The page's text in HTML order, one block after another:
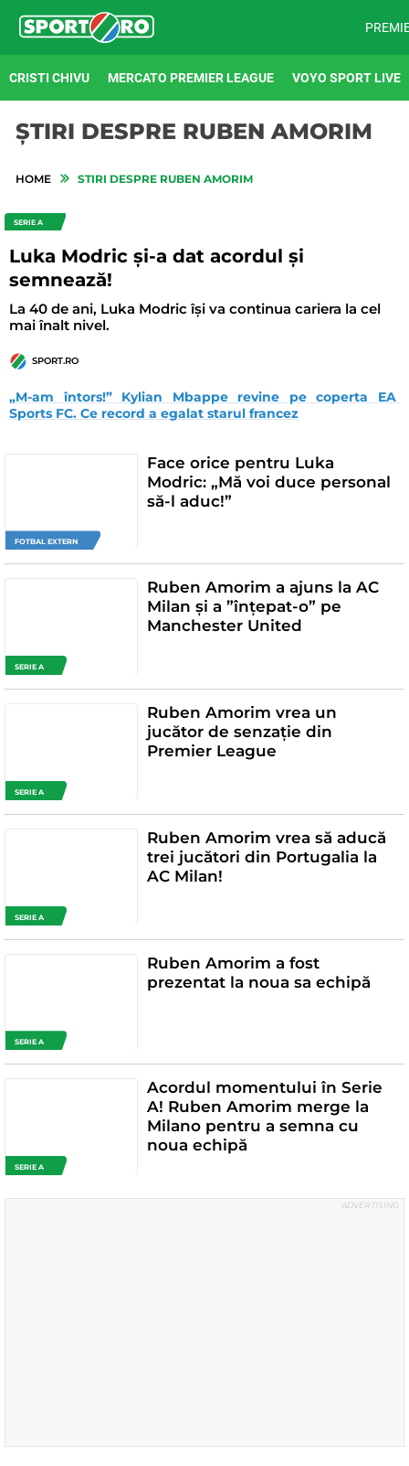
CRISTI CHIVU MERCATO PREMIER LEAGUE VOYO SPORT LIVE
ȘTIRI DESPRE RUBEN AMORIM
HOME STIRI DESPRE RUBEN AMORIM
SERIE A
Luka Modric și-a dat acordul și
semnează!
La 40 de ani, Luka Modric își va continua cariera la cel
mai înalt nivel.
SPORT.RO
„M-am întors!” Kylian Mbappe revine pe coperta EA
Sports FC. Ce record a egalat starul francez
FOTBAL EXTERN
Face orice pentru Luka
Modric: „Mă voi duce personal
să-l aduc!”
SERIE A
Ruben Amorim a ajuns la AC
Milan și a ”înțepat-o” pe
Manchester United
SERIE A
Ruben Amorim vrea un
jucător de senzație din
Premier League
SERIE A
Ruben Amorim vrea să aducă
trei jucători din Portugalia la
AC Milan!
SERIE A
Ruben Amorim a fost
prezentat la noua sa echipă
SERIE A
Acordul momentului în Serie
A! Ruben Amorim merge la
Milano pentru a semna cu
noua echipă